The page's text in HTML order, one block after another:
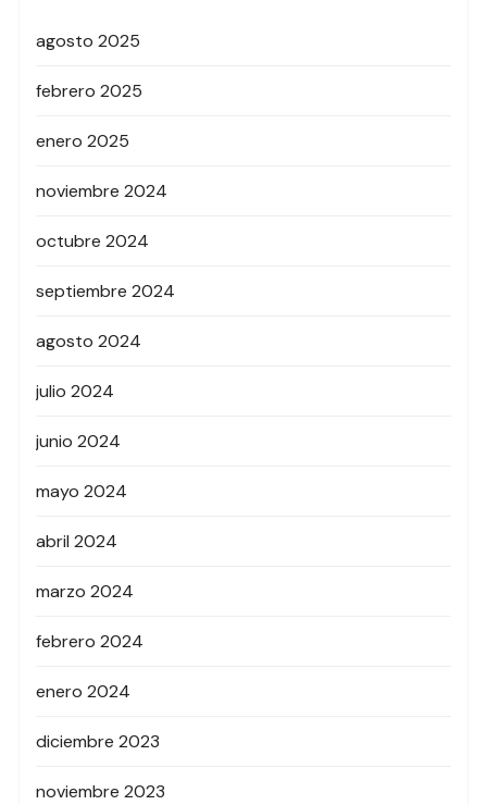
agosto 2025
febrero 2025
enero 2025
noviembre 2024
octubre 2024
septiembre 2024
agosto 2024
julio 2024
junio 2024
mayo 2024
abril 2024
marzo 2024
febrero 2024
enero 2024
diciembre 2023
noviembre 2023